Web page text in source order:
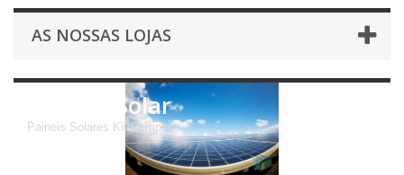
AS NOSSAS LOJAS
Energia Solar
Paineis Solares Kit Completo